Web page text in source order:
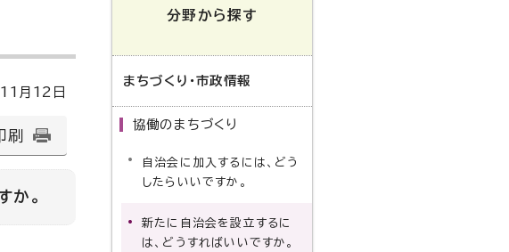
11 月 12 日
刷
か。
分野から探す
まちづくり・市政情報
協働のまちづくり
自治会に加入するには、どう
したらいいですか。
新たに自治会を設立するに
は、どうすればいいですか。